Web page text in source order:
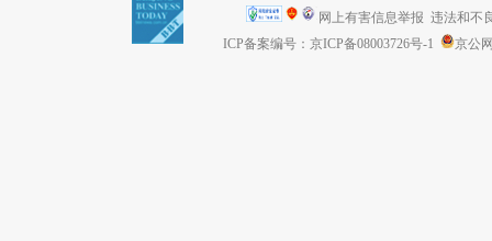
网上有害信息举报 违法和不
ICP备案编号：京ICP备08003726号-1
京公